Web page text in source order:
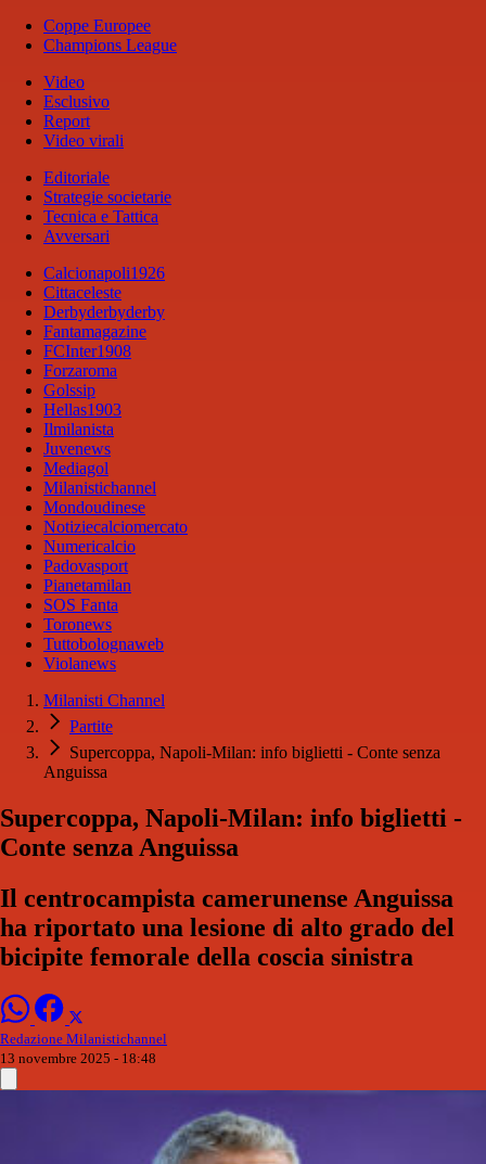
Coppe Europee
Champions League
Video
Esclusivo
Report
Video virali
Editoriale
Strategie societarie
Tecnica e Tattica
Avversari
Calcionapoli1926
Cittaceleste
Derbyderbyderby
Fantamagazine
FCInter1908
Forzaroma
Golssip
Hellas1903
Ilmilanista
Juvenews
Mediagol
Milanistichannel
Mondoudinese
Notiziecalciomercato
Numericalcio
Padovasport
Pianetamilan
SOS Fanta
Toronews
Tuttobolognaweb
Violanews
Milanisti Channel
Partite
Supercoppa, Napoli-Milan: info biglietti - Conte senza
Anguissa
Supercoppa, Napoli-Milan: info biglietti -
Conte senza Anguissa
Il centrocampista camerunense Anguissa
ha riportato una lesione di alto grado del
bicipite femorale della coscia sinistra
Redazione Milanistichannel
13 novembre 2025 - 18:48